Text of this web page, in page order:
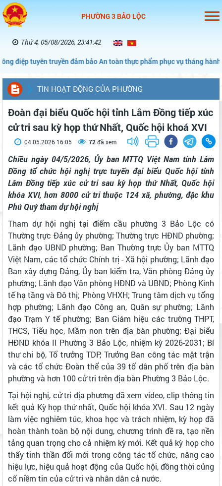
PHƯỜNG 3 BẢO LỘC
Thứ 4, 05/08/2026, 23:41:43
truyền đảm bảo An toàn thực phẩm phục vụ tháng hành động vì An
TIN HOẠT ĐỘNG CỦA PHƯỜNG
Đoàn đại biểu Quốc hội tỉnh Lâm Đồng tiếp xúc
cử tri sau kỳ họp thứ Nhất, Quốc hội khoá XVI
04.05.2026 16:05 72đã xem
Chiều ngày 04/5/2026, Ủy ban MTTQ Việt Nam tỉnh Lâm
Đồng tổ chức hội nghị trực tuyến đại biểu Quốc hội tỉnh
Lâm Đồng tiếp xúc cử tri sau kỳ họp thứ Nhất, Quốc hội
khóa XVI, hơn 8000 cử tri thuộc 124 xã, phường, đặc khu
Phú Quý tham dự hội nghị
Tham dự hội nghị tại điểm cầu phường 3 Bảo Lộc có
Thường trực Đảng ủy phường; Thường trực HĐND phường;
Lãnh đạo UBND phường; Ban Thường trực Ủy ban MTTQ
Việt Nam, các tổ chức Chính trị - Xã hội phường; Lãnh đạo
Ban xây dựng Đảng, Ủy ban kiểm tra, Văn phòng Đảng ủy
phường; Lãnh đạo Văn phòng HĐND và UBND; Phòng Kinh
tế hạ tầng và Đô thị; Phòng VHXH; Trung tâm dịch vụ tổng
hợp phường; Lãnh đạo Công an, Quân sự phường; Lãnh
đạo Trạm Y tế phường; Ban Giám hiệu các trường THPT,
THCS, Tiểu học, Mầm non trên địa bàn phường; Đại biểu
HĐND khóa II Phường 3 Bảo Lộc, nhiệm kỳ 2026-2031; Bí
thư chi bộ, Tổ trưởng TDP, Trưởng Ban công tác mặt trận
và các tổ chức Đoàn thể của 39 tổ dân phố trên địa bàn
phường và hơn 100 cử tri trên địa bàn Phường 3 Bảo Lộc.
Tại hội nghị, cử tri địa phương đã xem video, clip thông tin
kết quả Kỳ họp thứ nhất, Quốc hội khóa XVI. Sau 12 ngày
làm việc nghiêm túc, khoa học và trách nhiệm, kỳ họp đã
hoàn thành toàn bộ nội dung, chương trình đề ra, tạo nền
tảng quan trọng cho cả nhiệm kỳ mới. Kết quả kỳ họp cho
thấy tinh thần đổi mới trong công tác tổ chức, nâng cao
hiệu lực, hiệu quả hoạt động của Quốc hội, đồng thời củng
cố niềm tin của cử tri và nhân dân cả nước.